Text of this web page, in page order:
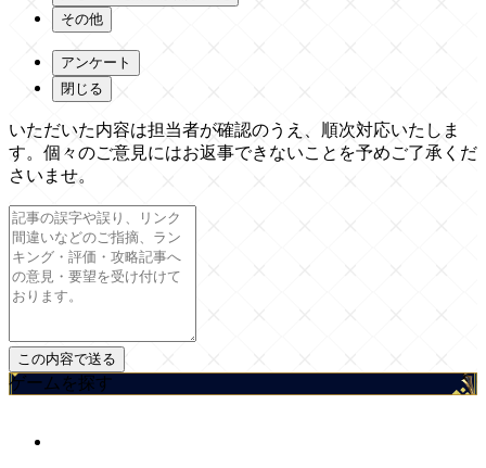
その他
アンケート
閉じる
いただいた内容は担当者が確認のうえ、順次対応いたしま
す。個々のご意見にはお返事できないことを予めご了承くだ
さいませ。
ゲームを探す